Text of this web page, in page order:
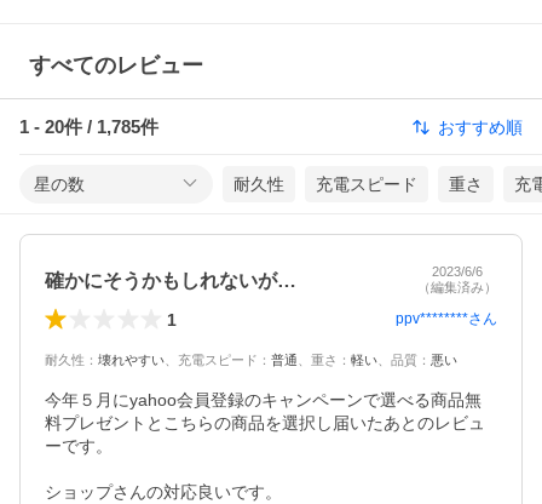
すべてのレビュー
1 - 20件 / 1,785件 おすすめ順
星の数 耐久性 充電スピード 重さ 充
確かにそうかもしれないが…
2023/6/6
（編集済み）
1 ppv********さん
耐久性 ： 壊れやすい 充電スピード ： 普通 重さ ： 軽い 品質 ： 悪い
今年５月にyahoo会員登録のキャンペーンで選べる商品無
料プレゼントとこちらの商品を選択し届いたあとのレビュ
ーです。
ショップさんの対応良いです。